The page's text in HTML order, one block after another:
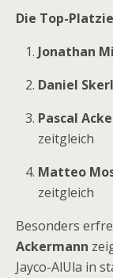
Die Top-
Jonathan
Daniel Skerl
Pascal
zeitgleich
Matteo
zeitgleich
Besonders
Ackermann
Jayco-AlUla in